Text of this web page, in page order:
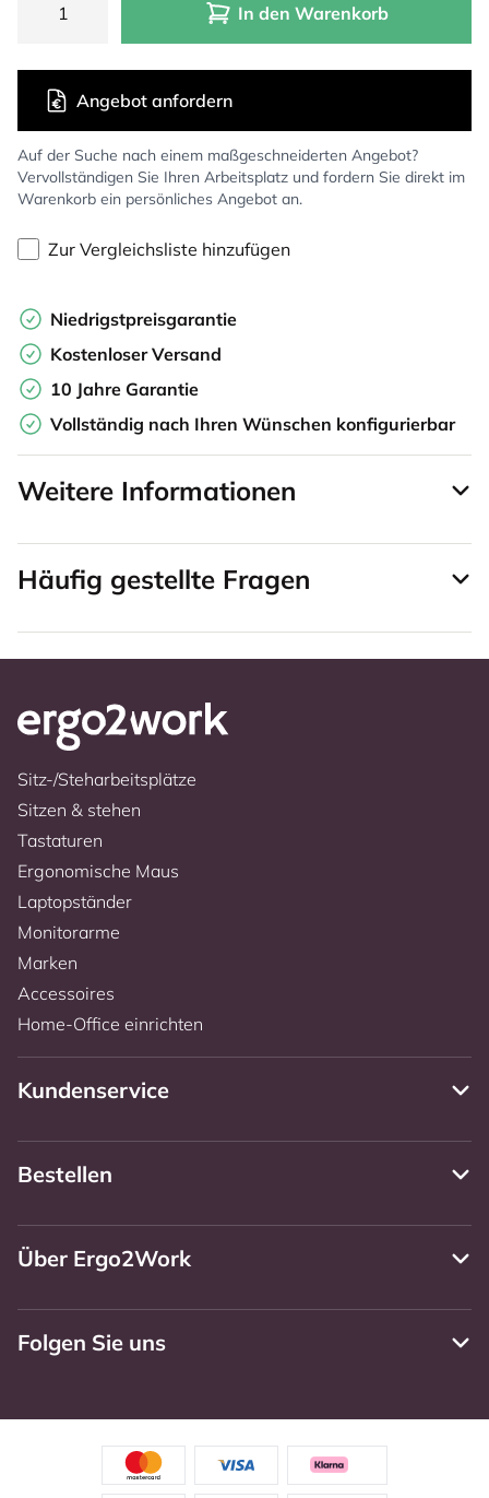
In den Warenkorb
Auf der Suche nach einem maßgeschneiderten Angebot?
Vervollständigen Sie Ihren Arbeitsplatz und fordern Sie direkt im
Warenkorb ein persönliches Angebot an.
Angebot anfordern
Zur Vergleichsliste hinzufügen
Niedrigstpreisgarantie
Kostenloser Versand
10 Jahre Garantie
Vollständig nach Ihren Wünschen konfigurierbar
Weitere Informationen
Häufig gestellte Fragen
Sitz-/Steharbeitsplätze
Sitzen & stehen
Tastaturen
Ergonomische Maus
Laptopständer
Monitorarme
Marken
Accessoires
Home-Office einrichten
Kundenservice
Bestellen
Über Ergo2Work
Folgen Sie uns